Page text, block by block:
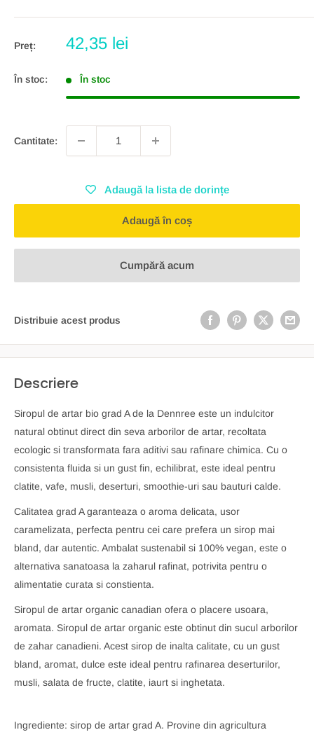
Preț:
Preț
42,35 lei
În stoc: În stoc
Cantitate:
Adaugă la lista de dorințe
Adaugă în coș
Cumpără acum
Distribuie acest produs
Descriere
Siropul de artar bio grad A de la Dennree este un indulcitor
natural obtinut direct din seva arborilor de artar, recoltata
ecologic si transformata fara aditivi sau rafinare chimica. Cu o
consistenta fluida si un gust fin, echilibrat, este ideal pentru
clatite, vafe, musli, deserturi, smoothie-uri sau bauturi calde.
Calitatea grad A garanteaza o aroma delicata, usor
caramelizata, perfecta pentru cei care prefera un sirop mai
bland, dar autentic. Ambalat sustenabil si 100% vegan, este o
alternativa sanatoasa la zaharul rafinat, potrivita pentru o
alimentatie curata si constienta.
Siropul de artar organic canadian ofera o placere usoara,
aromata. Siropul de artar organic este obtinut din sucul arborilor
de zahar canadieni. Acest sirop de inalta calitate, cu un gust
bland, aromat, dulce este ideal pentru rafinarea deserturilor,
musli, salata de fructe, clatite, iaurt si inghetata.
Ingrediente: sirop de artar grad A. Provine din agricultura